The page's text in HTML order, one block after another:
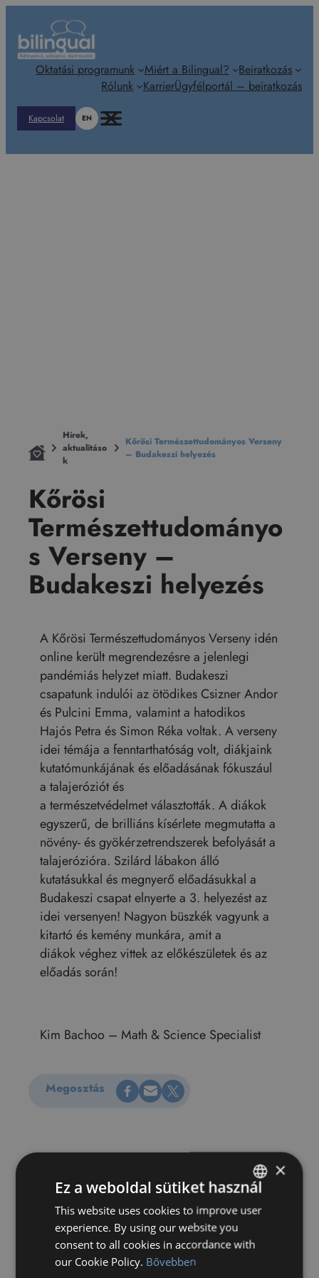
tartalomhoz
Oktatási programunk Miért a Bilingual?
Beiratkozás
Rólunk
KarrierÜgyfélportál – beiratkozás
Kapcsolat EN
Hírek,
aktualitáso
k
Kőrösi Természettudományos Verseny
– Budakeszi helyezés
Kőrösi
Természettudományo
s Verseny –
Budakeszi helyezés
A Kőrösi Természettudományos Verseny idén
online került megrendezésre a jelenlegi
pandémiás helyzet miatt. Budakeszi
csapatunk indulói az ötödikes Csizner Andor
és Pulcini Emma, valamint a hatodikos
Hajós Petra és Simon Réka voltak. A verseny
idei témája a fenntarthatóság volt, diákjaink
kutatómunkájának és előadásának fókuszául
a talajeróziót és
a természetvédelmet választották. A diákok
egyszerű, de brilliáns kísérlete megmutatta a
növény- és gyökérzetrendszerek befolyását a
talajerózióra. Szilárd lábakon álló
kutatásukkal és megnyerő előadásukkal a
Budakeszi csapat elnyerte a 3. helyezést az
idei versenyen! Nagyon büszkék vagyunk a
kitartó és kemény munkára, amit a
diákok véghez vittek az előkészületek és az
előadás során!
Kim Bachoo – Math & Science Specialist
Megosztás Megosztás Facebookon Küldés e-mailen Megosztás X-en
HUNGARIAN
ENGLISH
×
Ez a weboldal sütiket használ
This website uses cookies to improve user
experience. By using our website you
consent to all cookies in accordance with
our Cookie Policy. Bővebben